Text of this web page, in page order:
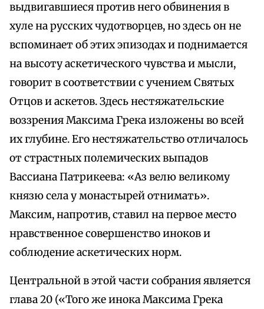
выдвигавшиеся против него обвинения в
хуле на русских чудотворцев, но здесь он не
вспоминает об этих эпизодах и поднимается
на высоту аскетического чувства и мысли,
говорит в соответствии с учением Святых
Отцов и аскетов. Здесь нестяжательские
воззрения Максима Грека изложены во всей
их глубине. Его нестяжательство отличалось
от страстных полемических выпадов
Вассиана Патрикеева: «Аз велю великому
князю села у монастырей отнимать».
Максим, напротив, ставил на первое место
нравственное совершенство иноков и
соблюдение аскетических норм.
Центральной в этой части собрания является
глава 20 («Того же инока Максима Грека